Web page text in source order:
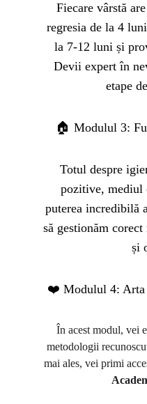
Fiecare vârstă
regresia de la 4
la 7-12 luni și
Devii expert în
etape
🏠 Modulul 3:
Totul despre
pozitive, mediul
puterea incredibilă
să gestionăm
și
❤️ Modulul 4: Arta
În acest modul, vei
metodologii
mai ales, vei primi